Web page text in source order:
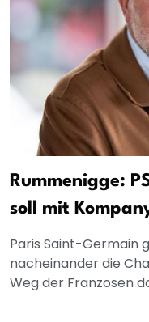
Rummenigge:
soll mit
Paris Saint-Germain
nacheinander die
Weg der Franzosen